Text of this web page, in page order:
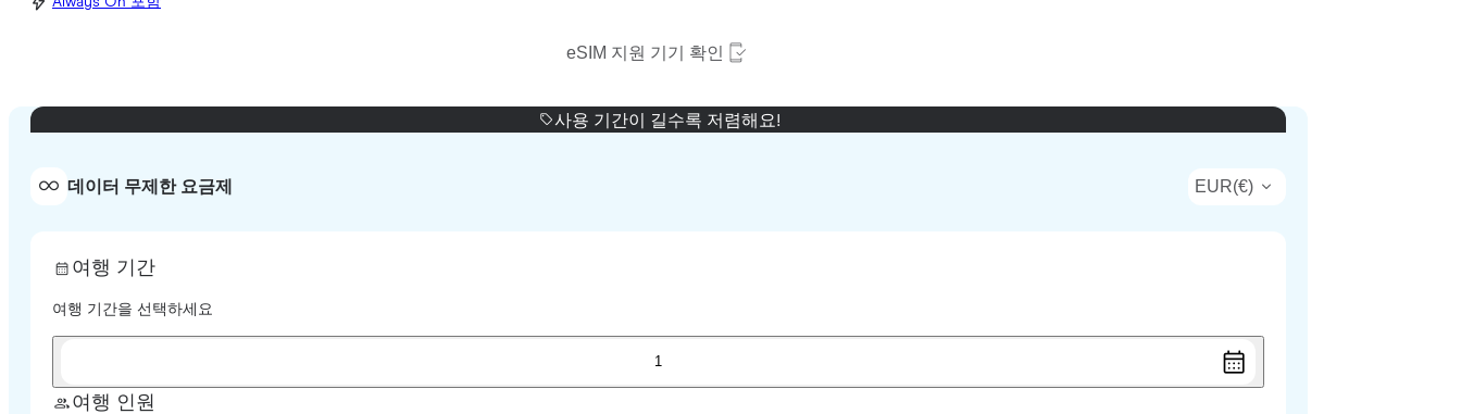
eSIM 지원 기기 확인
사용 기간이 길수록 저렴해요!
데이터 무제한 요금제 EUR(€)
여행 기간
여행 기간을 선택하세요
1
여행 인원